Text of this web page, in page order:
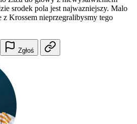
srodek pola jest najwazniejszy. Malo
z Krossem nieprzegralibysmy tego
Zgłoś